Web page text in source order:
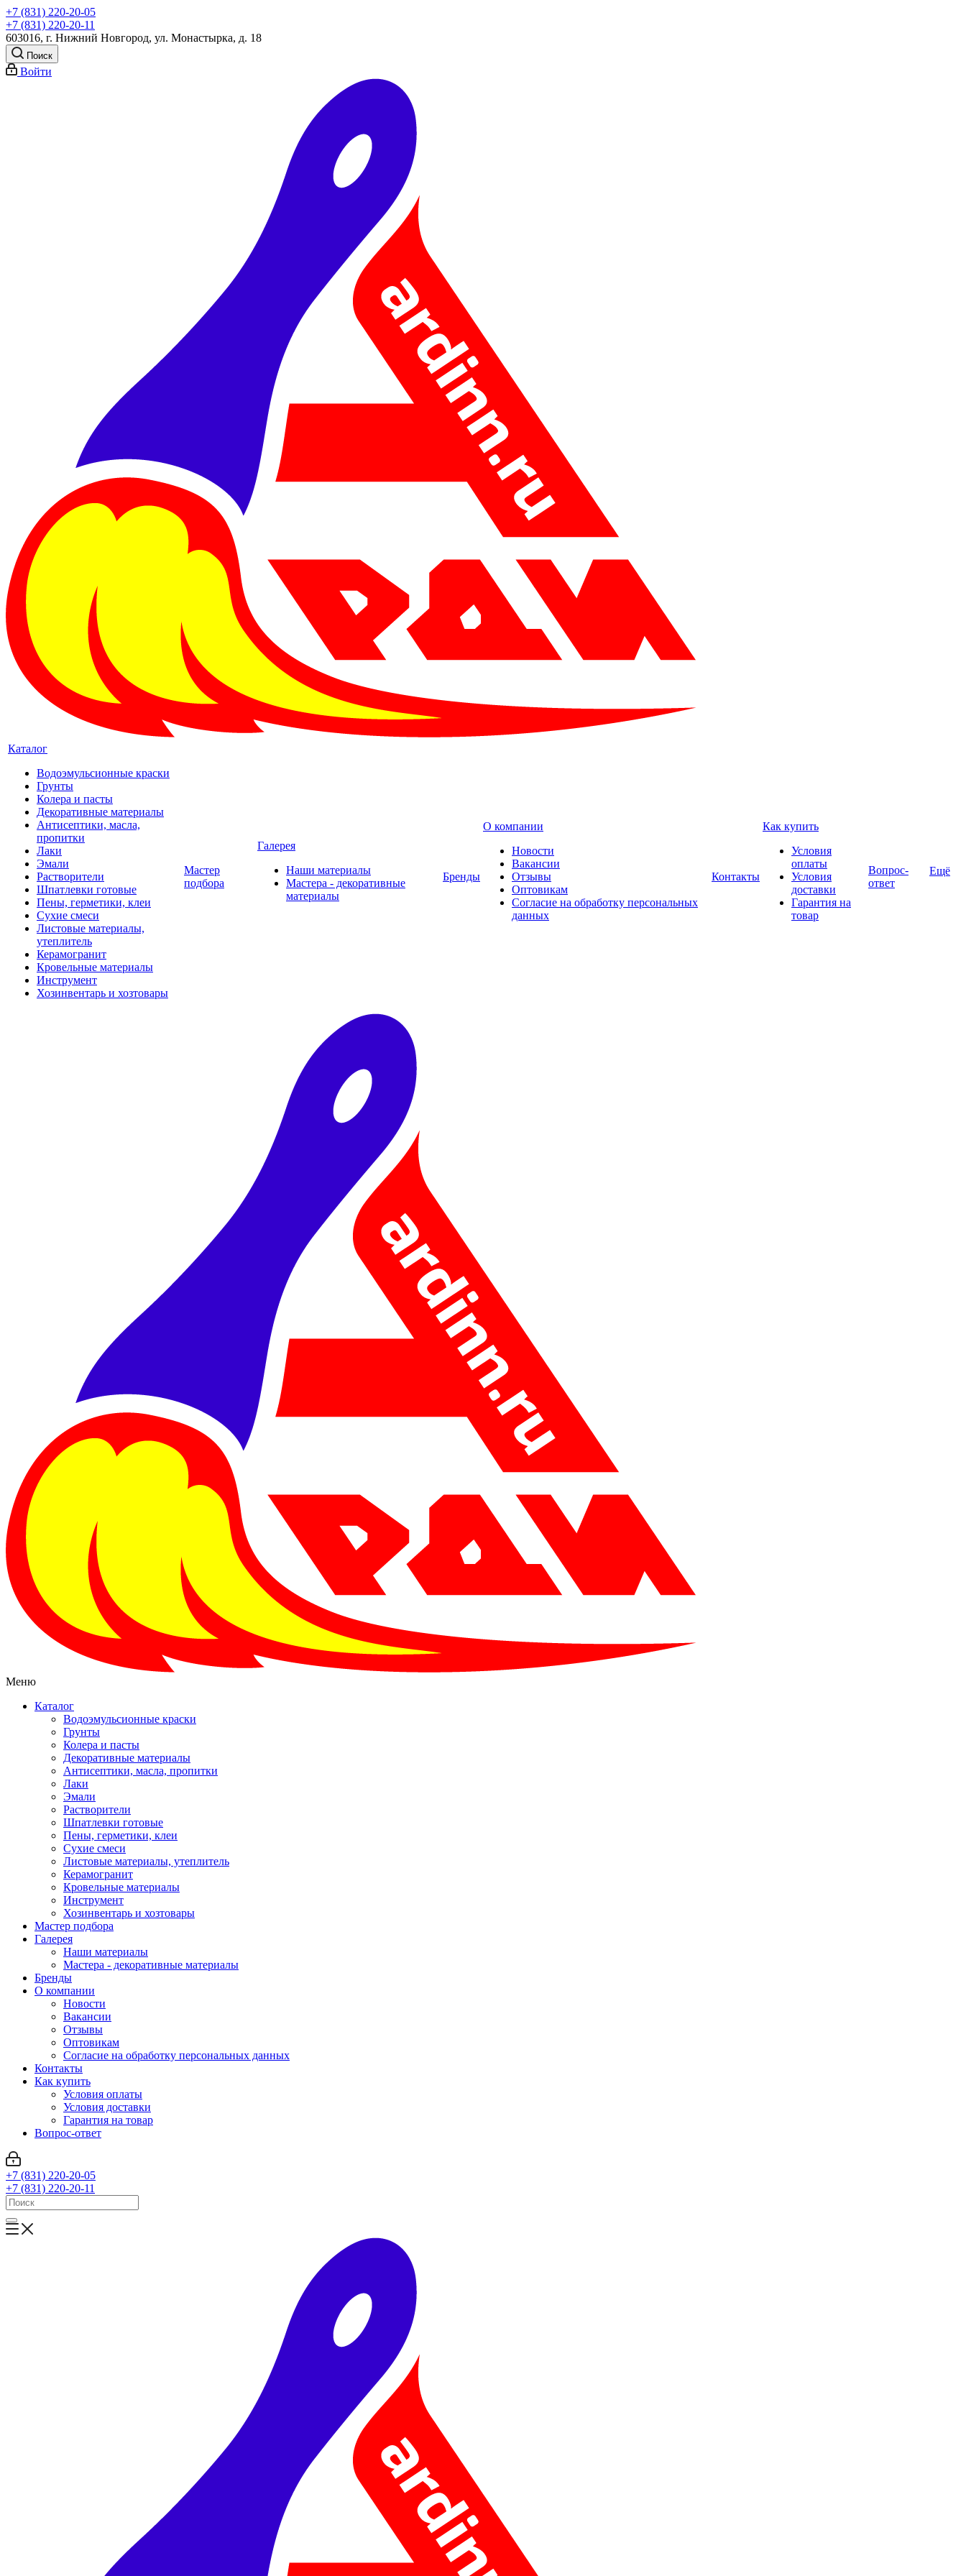
+7 (831) 220-20-05
+7 (831) 220-20-11
603016, г. Нижний Новгород, ул. Монастырка, д. 18
Поиск
Войти
Каталог
Водоэмульсионные краски
Грунты
Колера и пасты
Декоративные материалы
Антисептики, масла,
пропитки
Лаки
Эмали
Растворители
Шпатлевки готовые
Пены, герметики, клеи
Сухие смеси
Листовые материалы,
утеплитель
Керамогранит
Кровельные материалы
Инструмент
Хозинвентарь и хозтовары
Мастер
подбора
Галерея
Наши материалы
Мастера - декоративные
материалы
Бренды
О компании
Новости
Вакансии
Отзывы
Оптовикам
Cогласие на обработку персональных
данных
Контакты
Как купить
Условия
оплаты
Условия
доставки
Гарантия на
товар
Вопрос-
ответ
Ещё
Меню
Каталог
Водоэмульсионные краски
Грунты
Колера и пасты
Декоративные материалы
Антисептики, масла, пропитки
Лаки
Эмали
Растворители
Шпатлевки готовые
Пены, герметики, клеи
Сухие смеси
Листовые материалы, утеплитель
Керамогранит
Кровельные материалы
Инструмент
Хозинвентарь и хозтовары
Мастер подбора
Галерея
Наши материалы
Мастера - декоративные материалы
Бренды
О компании
Новости
Вакансии
Отзывы
Оптовикам
Cогласие на обработку персональных данных
Контакты
Как купить
Условия оплаты
Условия доставки
Гарантия на товар
Вопрос-ответ
+7 (831) 220-20-05
+7 (831) 220-20-11